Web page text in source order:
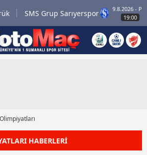
SMS Grup Sarıyerspor
9.8.2026 - Paz
19:00
HABERLERİ